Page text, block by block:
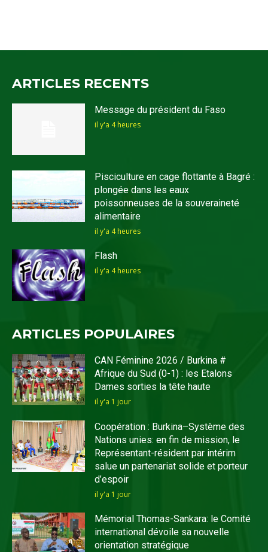
ARTICLES RECENTS
Message du président du Faso
il y'a 4 heures
Pisciculture en cage flottante à Bagré :
plongée dans les eaux
poissonneuses de la souveraineté
alimentaire
il y'a 4 heures
Flash
il y'a 4 heures
ARTICLES POPULAIRES
CAN Féminine 2026 / Burkina #
Afrique du Sud (0-1) : les Etalons
Dames sorties la tête haute
il y'a 1 jour
Coopération : Burkina–Système des
Nations unies: en fin de mission, le
Représentant-résident par intérim
salue un partenariat solide et porteur
d’espoir
il y'a 1 jour
Mémorial Thomas-Sankara: le Comité
international dévoile sa nouvelle
orientation stratégique